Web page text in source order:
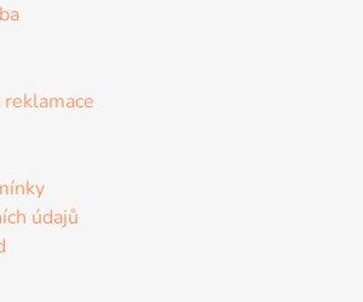
reklamace
údajů